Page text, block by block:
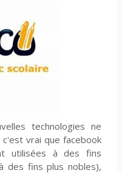
technologies ne
vrai que facebook
utilisées à des fins
des fins plus nobles),